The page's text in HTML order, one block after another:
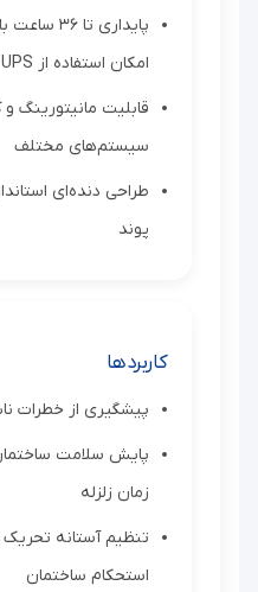
پایداری تا
امکان استفاده از UPS
قابلیت مانیتورینگ
سیستم‌های مختلف
پوند
کاربردها
پیشگیری از خطرات
پایش سلامت
زمان زلزله
تنظیم آستانه
استحکام ساختمان